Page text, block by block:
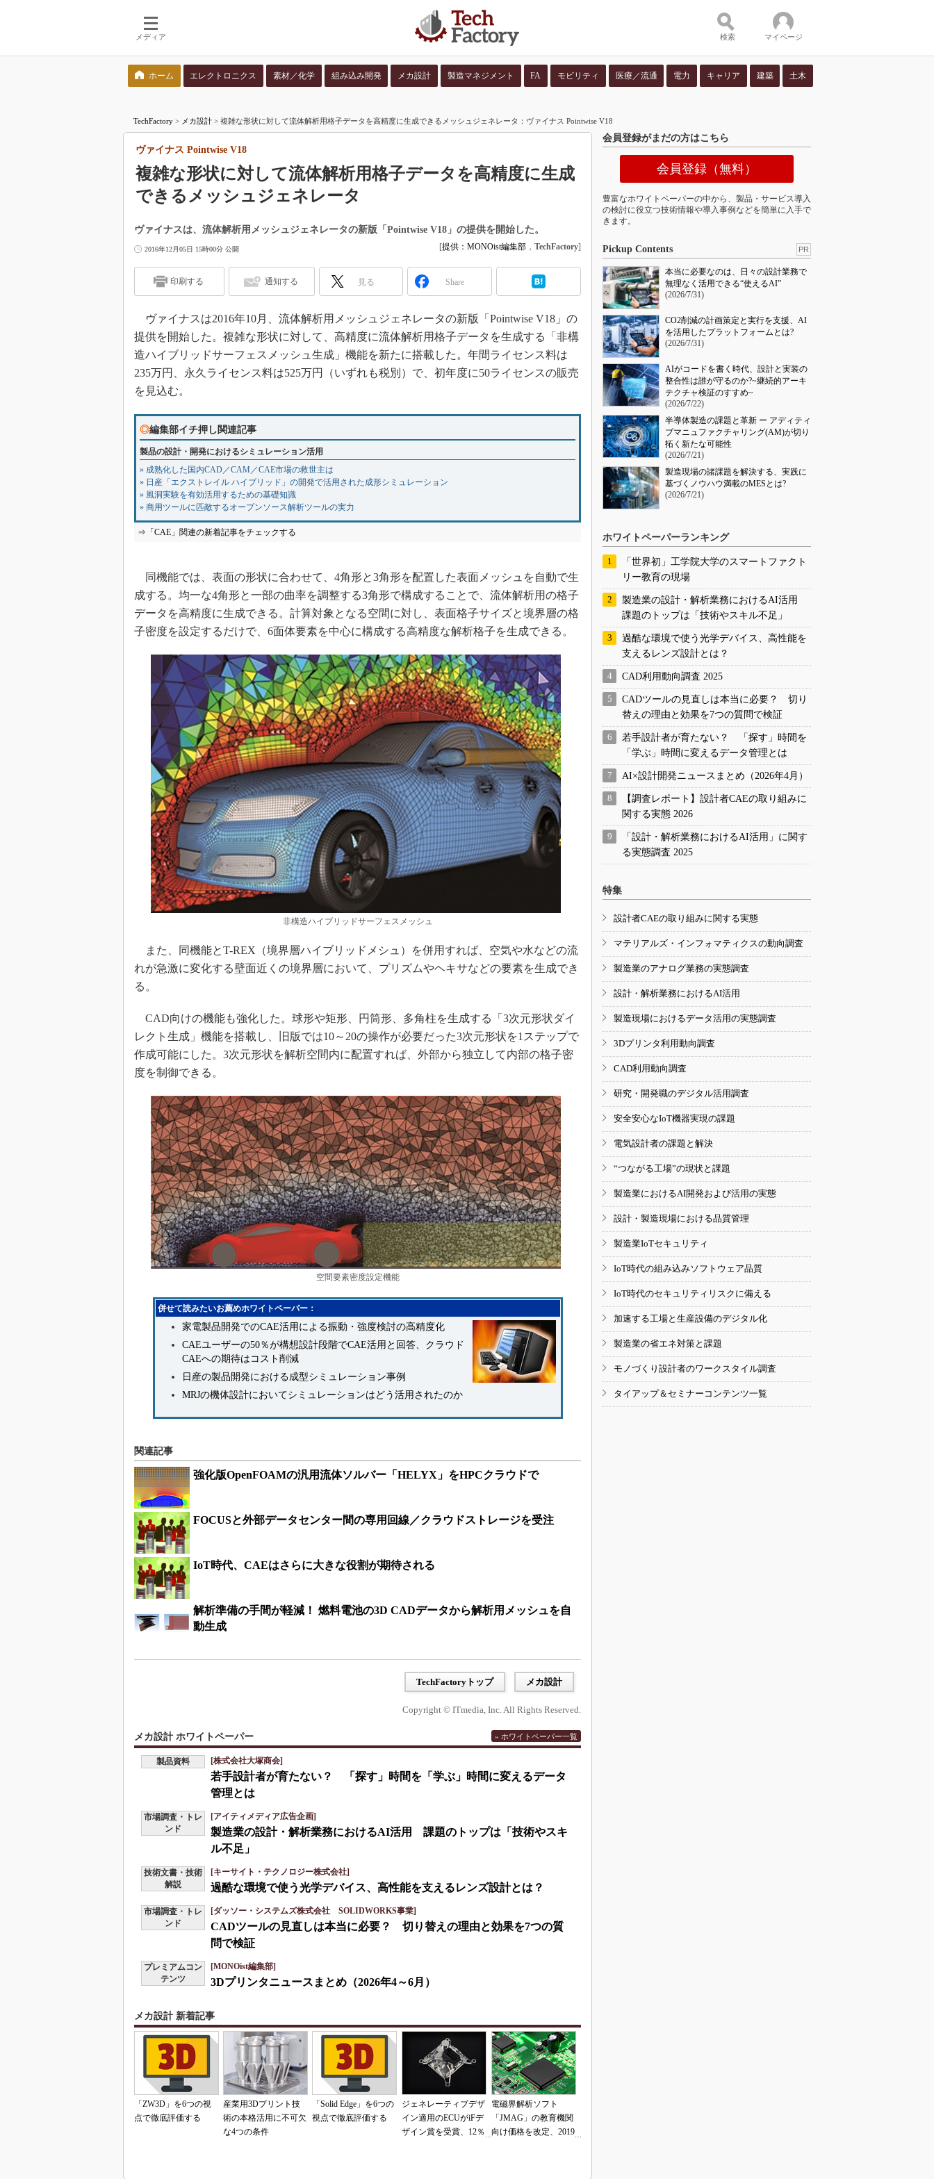
メディア 検索 マイページ
ホーム エレクトロニクス 素材／化学 組み込み開発 メカ設計 製造マネジメント FA モビリティ 医療／流通 電力 キャリア 建築 土木
TechFactory > メカ設計 > 複雑な形状に対して流体解析用格子データを高精度に生成できるメッシュジェネレータ：ヴァイナス Pointwise V18
複雑な形状に対して流体解析用格子データを高精度に生成
できるメッシュジェネレータ
ヴァイナス Pointwise V18
ヴァイナスは、流体解析用メッシュジェネレータの新版「Pointwise V18」の提供を開始した。
2016年12月05日 15時00分 公開 [提供：MONOist編集部 ， TechFactory]
印刷する 通知する 見る Share
ヴァイナスは2016年10月、流体解析用メッシュジェネレータの新版「Pointwise V18」の
提供を開始した。複雑な形状に対して、高精度に流体解析用格子データを生成する「非構
造ハイブリッドサーフェスメッシュ生成」機能を新たに搭載した。年間ライセンス料は
235万円、永久ライセンス料は525万円（いずれも税別）で、初年度に50ライセンスの販売
を見込む。
◎編集部イチ押し関連記事
製品の設計・開発におけるシミュレーション活用
» 成熟化した国内CAD／CAM／CAE市場の救世主は
» 日産「エクストレイル ハイブリッド」の開発で活用された成形シミュレーション
» 風洞実験を有効活用するための基礎知識
» 商用ツールに匹敵するオープンソース解析ツールの実力
⇒「CAE」関連の新着記事をチェックする
同機能では、表面の形状に合わせて、4角形と3角形を配置した表面メッシュを自動で生
成する。均一な4角形と一部の曲率を調整する3角形で構成することで、流体解析用の格子
データを高精度に生成できる。計算対象となる空間に対し、表面格子サイズと境界層の格
子密度を設定するだけで、6面体要素を中心に構成する高精度な解析格子を生成できる。
非構造ハイブリッドサーフェスメッシュ
また、同機能とT-REX（境界層ハイブリッドメシュ）を併用すれば、空気や水などの流
れが急激に変化する壁面近くの境界層において、プリズムやヘキサなどの要素を生成でき
る。
CAD向けの機能も強化した。球形や矩形、円筒形、多角柱を生成する「3次元形状ダイ
レクト生成」機能を搭載し、旧版では10～20の操作が必要だった3次元形状を1ステップで
作成可能にした。3次元形状を解析空間内に配置すれば、外部から独立して内部の格子密
度を制御できる。
空間要素密度設定機能
併せて読みたいお薦めホワイトペーパー：
家電製品開発でのCAE活用による振動・強度検討の高精度化
CAEユーザーの50％が構想設計段階でCAE活用と回答、クラウド
CAEへの期待はコスト削減
日産の製品開発における成型シミュレーション事例
MRJの機体設計においてシミュレーションはどう活用されたのか
関連記事
強化版OpenFOAMの汎用流体ソルバー「HELYX」をHPCクラウドで
FOCUSと外部データセンター間の専用回線／クラウドストレージを受注
IoT時代、CAEはさらに大きな役割が期待される
解析準備の手間が軽減！ 燃料電池の3D CADデータから解析用メッシュを自
動生成
TechFactoryトップ メカ設計
Copyright © ITmedia, Inc. All Rights Reserved.
メカ設計 ホワイトペーパー » ホワイトペーパー一覧
製品資料 [株式会社大塚商会]
若手設計者が育たない？ 「探す」時間を「学ぶ」時間に変えるデータ
管理とは
市場調査・トレ
ンド
[アイティメディア広告企画]
製造業の設計・解析業務におけるAI活用 課題のトップは「技術やスキ
ル不足」
技術文書・技術
解説
[キーサイト・テクノロジー株式会社]
過酷な環境で使う光学デバイス、高性能を支えるレンズ設計とは？
市場調査・トレ
ンド
[ダッソー・システムズ株式会社 SOLIDWORKS事業]
CADツールの見直しは本当に必要？ 切り替えの理由と効果を7つの質
問で検証
プレミアムコン
テンツ
[MONOist編集部]
3Dプリンタニュースまとめ（2026年4～6月）
メカ設計 新着記事
「ZW3D」を6つの視
点で徹底評価する
産業用3Dプリント技
術の本格活用に不可欠
な4つの条件
「Solid Edge」を6つの
視点で徹底評価する
ジェネレーティブデザ
イン適用のECUがiFデ
ザイン賞を受賞、12％
電磁界解析ソフト
「JMAG」の教育機関
向け価格を改定、2019
会員登録がまだの方はこちら
会員登録（無料）
豊富なホワイトペーパーの中から、製品・サービス導入
の検討に役立つ技術情報や導入事例などを簡単に入手で
きます。
Pickup Contents PR
本当に必要なのは、日々の設計業務で
無理なく活用できる“使えるAI”
(2026/7/31)
CO2削減の計画策定と実行を支援、AI
を活用したプラットフォームとは?
(2026/7/31)
AIがコードを書く時代、設計と実装の
整合性は誰が守るのか?~継続的アーキ
テクチャ検証のすすめ~
(2026/7/22)
半導体製造の課題と革新 ー アディティ
ブマニュファクチャリング(AM)が切り
拓く新たな可能性
(2026/7/21)
製造現場の諸課題を解決する、実践に
基づくノウハウ満載のMESとは?
(2026/7/21)
ホワイトペーパーランキング
「世界初」工学院大学のスマートファクト
リー教育の現場
製造業の設計・解析業務におけるAI活用
課題のトップは「技術やスキル不足」
過酷な環境で使う光学デバイス、高性能を
支えるレンズ設計とは？
CAD利用動向調査 2025
CADツールの見直しは本当に必要？ 切り
替えの理由と効果を7つの質問で検証
若手設計者が育たない？ 「探す」時間を
「学ぶ」時間に変えるデータ管理とは
AI×設計開発ニュースまとめ（2026年4月）
【調査レポート】設計者CAEの取り組みに
関する実態 2026
「設計・解析業務におけるAI活用」に関す
る実態調査 2025
特集
設計者CAEの取り組みに関する実態
マテリアルズ・インフォマティクスの動向調査
製造業のアナログ業務の実態調査
設計・解析業務におけるAI活用
製造現場におけるデータ活用の実態調査
3Dプリンタ利用動向調査
CAD利用動向調査
研究・開発職のデジタル活用調査
安全安心なIoT機器実現の課題
電気設計者の課題と解決
“つながる工場”の現状と課題
製造業におけるAI開発および活用の実態
設計・製造現場における品質管理
製造業IoTセキュリティ
IoT時代の組み込みソフトウェア品質
IoT時代のセキュリティリスクに備える
加速する工場と生産設備のデジタル化
製造業の省エネ対策と課題
モノづくり設計者のワークスタイル調査
タイアップ＆セミナーコンテンツ一覧